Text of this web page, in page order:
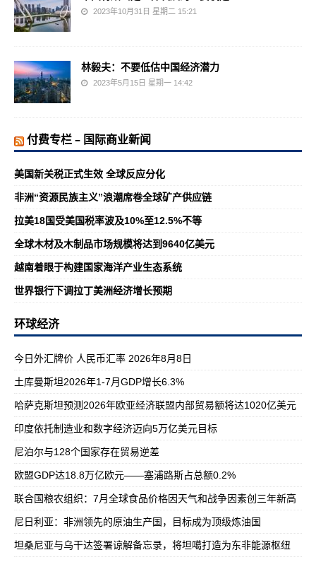
2023年10月31日 星期二 15:21
林毅夫：不要低估中国经济潜力
2023年5月15日 星期一 14:42
付费专栏 – 国际商业新闻
美国新关税正式生效 全球反应分化
非洲“资源民族主义”浪潮席卷全球矿产供应链
拉美18国受美国税率波及10%至12.5%不等
全球木材及木制品市场规模将达到9640亿美元
越南着眼于构建国家海洋产业生态系统
世界银行下调拉丁美洲经济增长预期
环球经济
今日外汇牌价 人民币汇率 2026年8月8日
土库曼斯坦2026年1-7月GDP增长6.3%
哈萨克斯坦预测2026年欧亚经济联盟内部贸易额将达1020亿美元
印度依托制造业和数字经济迈向5万亿美元目标
尼泊尔与128个国家存在贸易逆差
欧盟GDP达18.8万亿欧元——塞浦路斯占总额0.2%
联合国粮农组织：7月全球食品价格因天气和战争因素创三年新高
尼日利亚：非洲领先的原油生产国，目标成为顶级炼油国
坦桑尼亚与乌干达签署谅解备忘录，将坦噶打造为东非能源枢纽